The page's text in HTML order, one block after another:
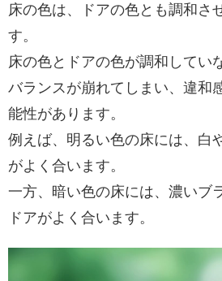
床の色は、ドアの色とも調和さ
す。
床の色とドアの色が調和してい
バランスが崩れてしまい、違和
能性があります。
例えば、明るい色の床には、白
がよく合います。
一方、暗い色の床には、濃いブ
ドアがよく合います。